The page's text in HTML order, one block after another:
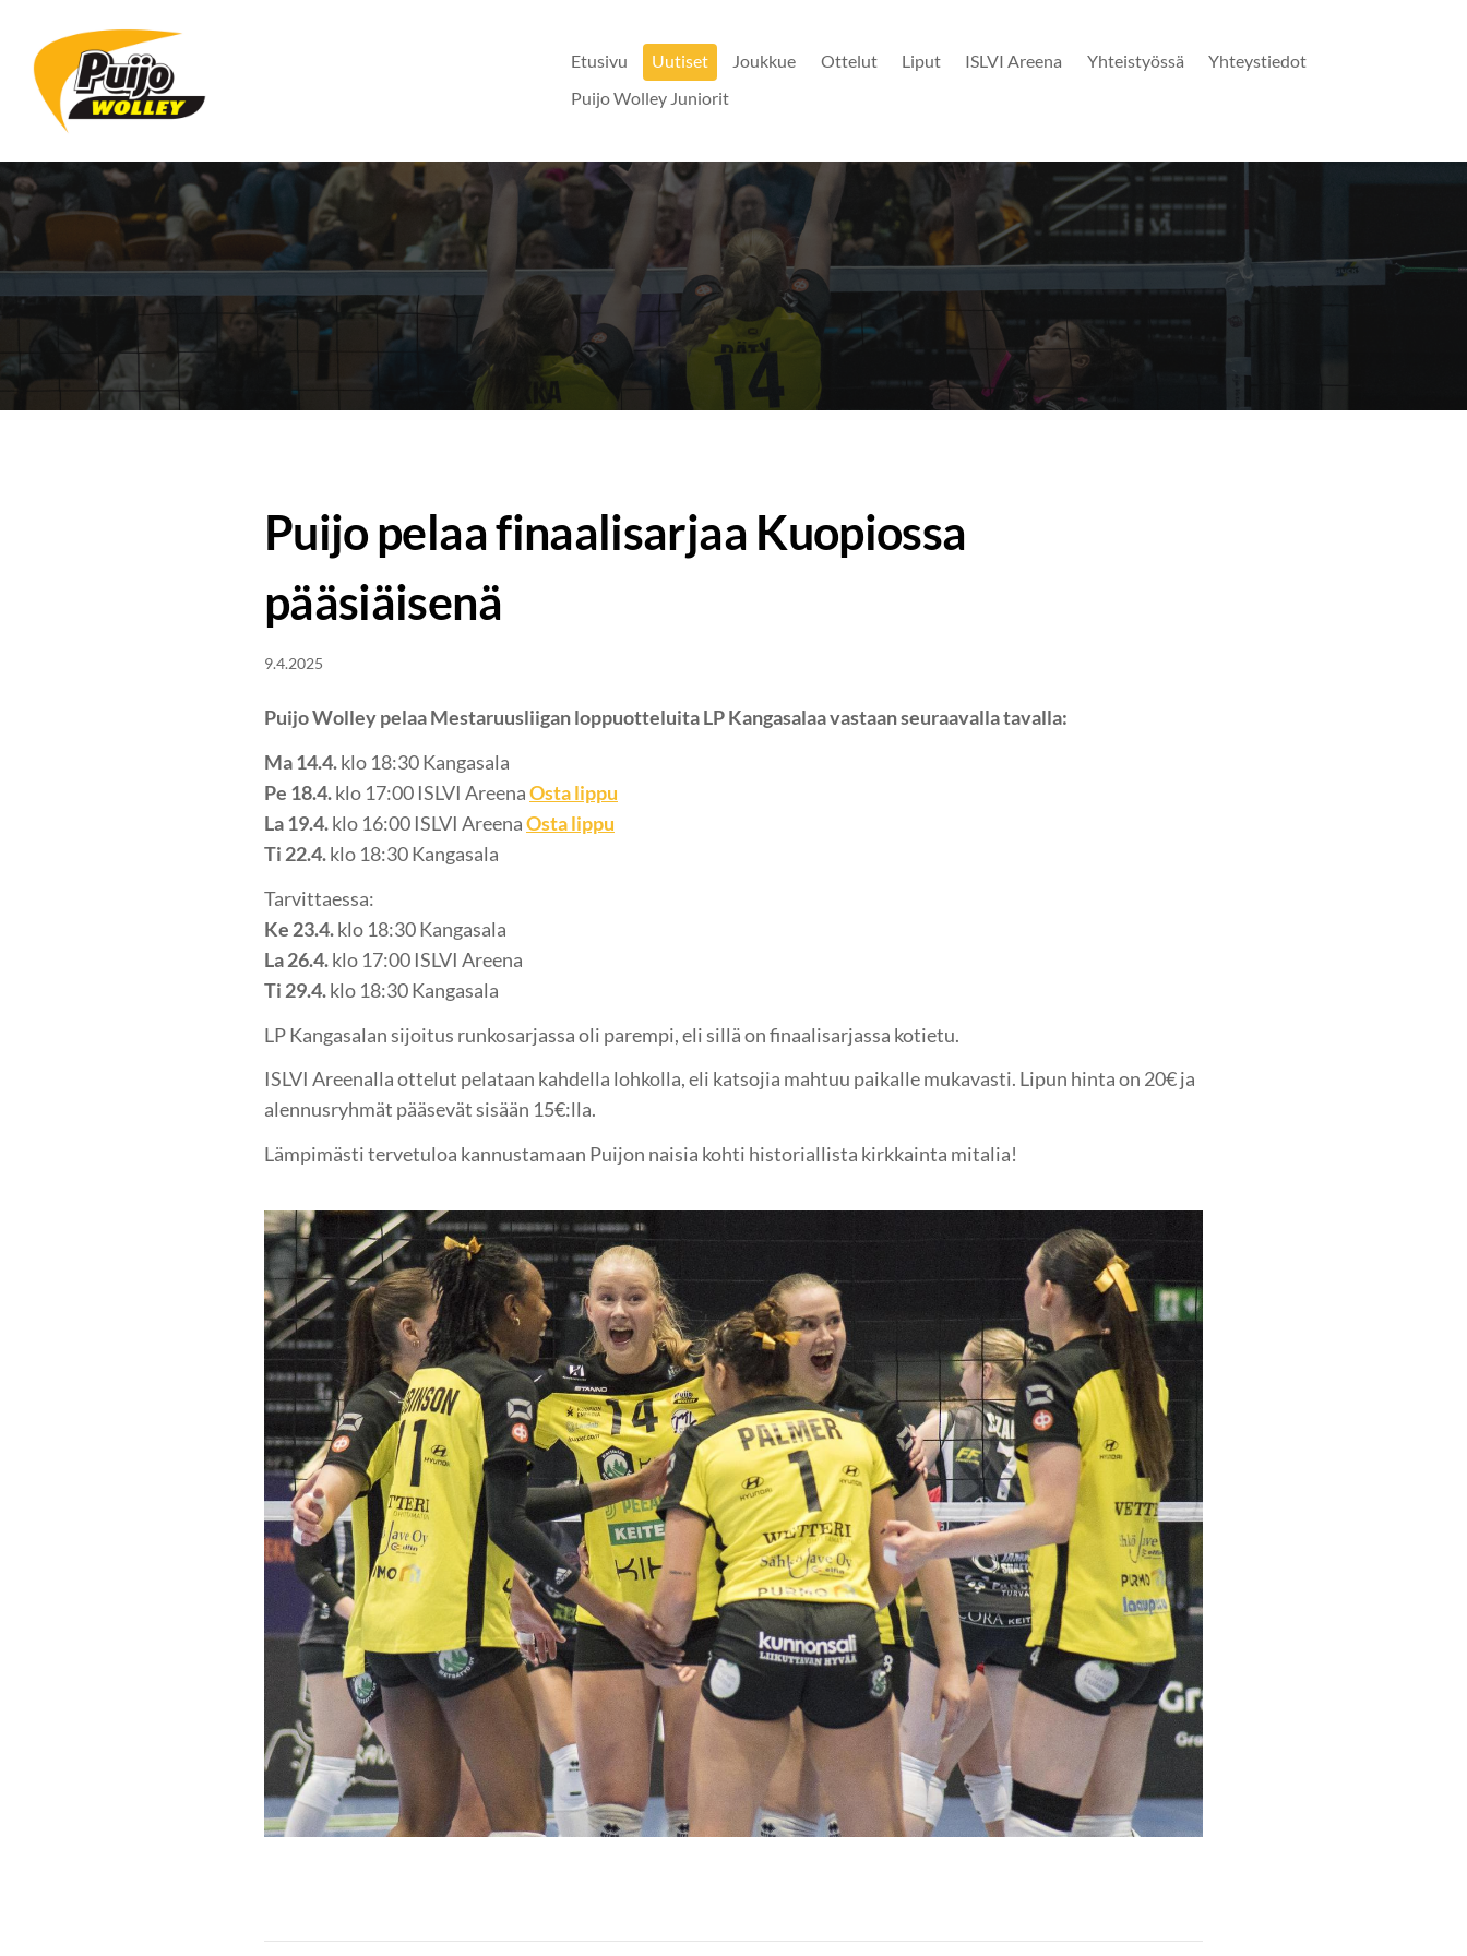
sivun
sisältöön
Sivuston etusivulle
Etusivu Uutiset Joukkue Ottelut Liput ISLVI Areena Yhteistyössä
Yhteystiedot
Puijo Wolley Juniorit
Puijo pelaa finaalisarjaa Kuopiossa
pääsiäisenä
9.4.2025
Puijo Wolley pelaa Mestaruusliigan loppuotteluita LP Kangasalaa vastaan seuraavalla tavalla:
Ma 14.4.klo 18:30 Kangasala
Pe 18.4.klo 17:00 ISLVI AreenaOsta lippu
La 19.4.klo 16:00 ISLVI AreenaOsta lippu
Ti 22.4.klo 18:30 Kangasala
Tarvittaessa:
Ke 23.4.klo 18:30 Kangasala
La 26.4.klo 17:00 ISLVI Areena
Ti 29.4.klo 18:30 Kangasala
LP Kangasalan sijoitus runkosarjassa oli parempi, eli sillä on finaalisarjassa kotietu.
ISLVI Areenalla ottelut pelataan kahdella lohkolla, eli katsojia mahtuu paikalle mukavasti. Lipun hinta on 20€ ja
alennusryhmät pääsevät sisään 15€:lla.
Lämpimästi tervetuloa kannustamaan Puijon naisia kohti historiallista kirkkainta mitalia!